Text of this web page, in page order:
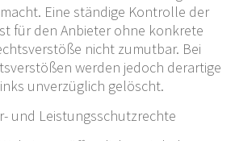
Eine ständige Kontrolle der
für den Anbieter ohne konkrete
nicht zumutbar. Bei
werden jedoch derartige
unverzüglich gelöscht.
und Leistungsschutzrechte